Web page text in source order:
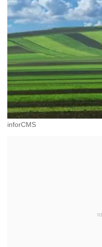
inforCMS